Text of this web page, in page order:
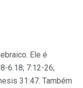
Ele é
6:18; 7:12-26;
31:47. Também